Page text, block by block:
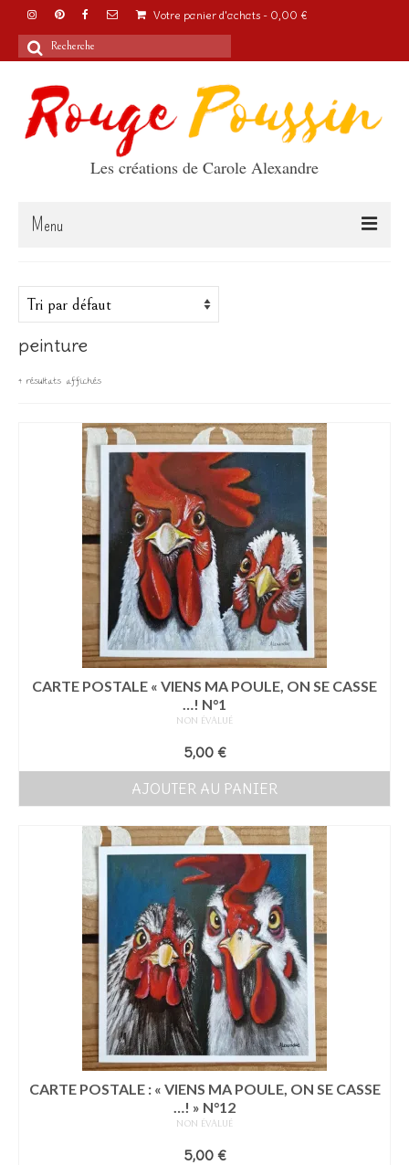
Votre panier d'achats - 0,00 €
Rechercher
Les créations de Carole Alexandre
Menu
Articles
A propos
Boutique
Les Créations
Mon compte
peinture
4 résultats affichés
CARTE POSTALE « VIENS MA POULE, ON SE CASSE
…! N°1
NON ÉVALUÉ
5,00 €
AJOUTER AU PANIER
CARTE POSTALE : « VIENS MA POULE, ON SE CASSE
…! » N°12
NON ÉVALUÉ
5,00 €